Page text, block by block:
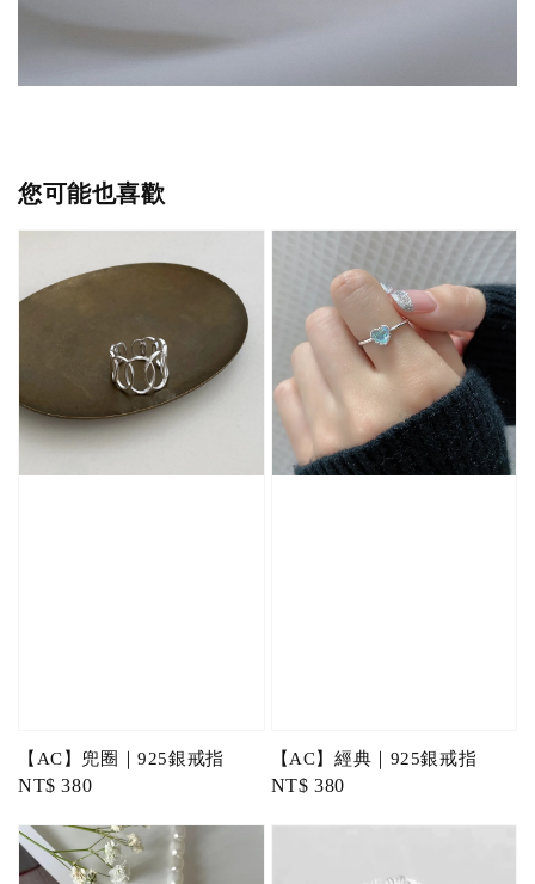
您可能也喜歡
【AC】兜圈｜925銀戒指
Regular
NT$ 380
【AC】經典｜925銀戒指
Regular
NT$ 380